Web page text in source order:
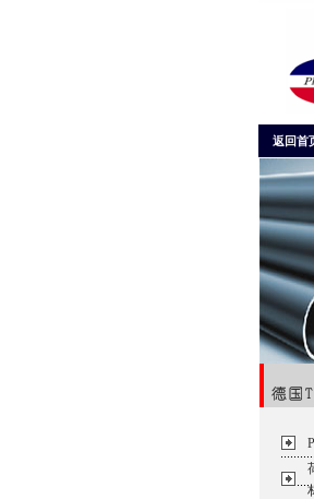
返回首